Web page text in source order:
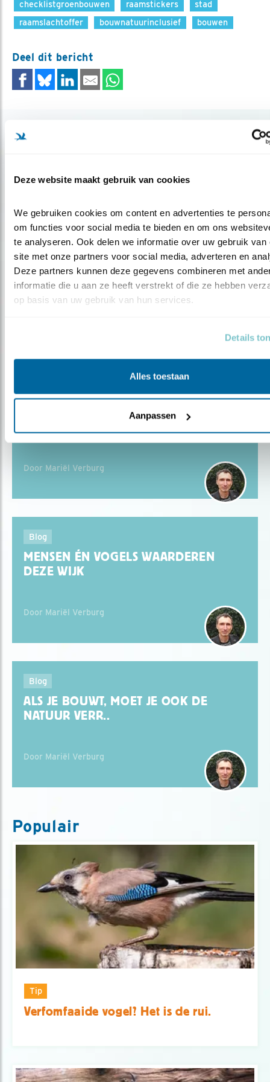
Deze website maakt gebruik van cookies
We gebruiken cookies om content en advertenties te
om functies voor social media te bieden en om ons
te analyseren. Ook delen we informatie over uw gebruik van
site met onze partners voor social media, adverteren en
Deze partners kunnen deze gegevens combineren met
informatie die u aan ze heeft verstrekt of die ze hebben
op basis van uw gebruik van hun services.
Details
Alles toestaan
Aanpassen
checklistgroenbouwen
raamstickers
stad
raamslachtoffer
bouwnatuurinclusief bouwen
Deel dit bericht
Gerelateerde items
Tip
Blog
‘DEZE SCHOOL IS ELK SEIZOEN
Door Mariël Verburg
Blog
MENSEN ÉN VOGELS WAARDEREN
DEZE WIJK
Door Mariël Verburg
Blog
ALS JE BOUWT, MOET JE OOK DE
NATUUR VERR..
Door Mariël Verburg
Populair
Tip
Verfomfaaide vogel? Het is de rui.